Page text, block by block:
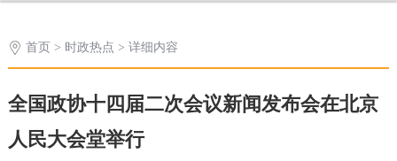
首页 > 时政热点 > 详细内容
全国政协十四届二次会议新闻发布会在北京
人民大会堂举行